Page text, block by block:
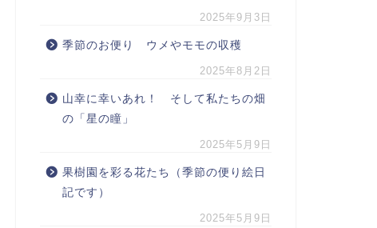
2025年9月3日
季節のお便り ウメやモモの収穫
2025年8月2日
山幸に幸いあれ！ そして私たちの畑
の「星の瞳」
2025年5月9日
果樹園を彩る花たち（季節の便り絵日
記です）
2025年5月9日